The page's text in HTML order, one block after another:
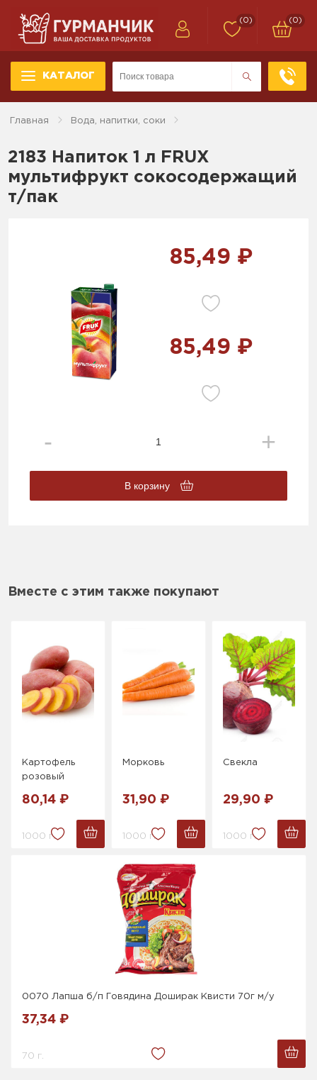
КАТАЛОГ
(0) (0)
Главная Вода, напитки, соки
2183 Напиток 1 л FRUX
мультифрукт сокосодержащий
т/пак
85,49 ₽
85,49 ₽
В корзину
Вместе с этим также покупают
Картофель
розовый
80,14 ₽
1000 г.
Морковь
31,90 ₽
1000 г.
Свекла
29,90 ₽
1000 г.
0070 Лапша б/п Говядина Доширак Квисти 70г м/у
37,34 ₽
70 г.